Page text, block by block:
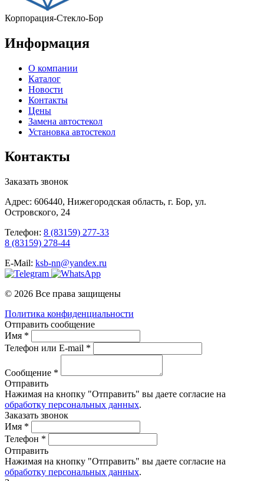
Корпорация-Стекло-Бор
Информация
О компании
Каталог
Новости
Контакты
Цены
Замена автостекол
Установка автостекол
Контакты
Заказать звонок
Адрес: 606440, Нижегородская область, г. Бор, ул.
Островского, 24
Телефон: 8 (83159) 277-33
8 (83159) 278-44
E-Mail: ksb-nn@yandex.ru
© 2026 Все права защищены
Политика конфиденциальности
Отправить сообщение
Имя *
Телефон или E-mail *
Сообщение *
Отправить
Нажимая на кнопку "Отправить" вы даете согласие на
обработку персональных данных.
Заказать звонок
Имя *
Телефон *
Отправить
Нажимая на кнопку "Отправить" вы даете согласие на
обработку персональных данных.